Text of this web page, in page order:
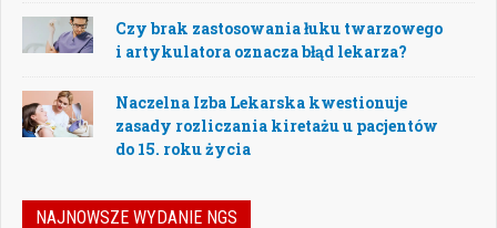
Czy brak zastosowania łuku twarzowego
i artykulatora oznacza błąd lekarza?
Naczelna Izba Lekarska kwestionuje
zasady rozliczania kiretażu u pacjentów
do 15. roku życia
NAJNOWSZE WYDANIE NGS